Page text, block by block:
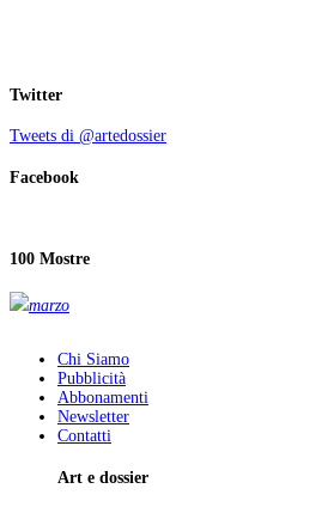
Twitter
Tweets di @artedossier
Facebook
100 Mostre
marzo
Chi Siamo
Pubblicità
Abbonamenti
Newsletter
Contatti
Art e dossier